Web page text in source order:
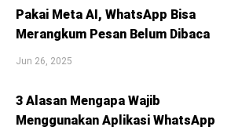
Pakai Meta AI, WhatsApp Bisa
Merangkum Pesan Belum Dibaca
Jun 26, 2025
3 Alasan Mengapa Wajib
Menggunakan Aplikasi WhatsApp